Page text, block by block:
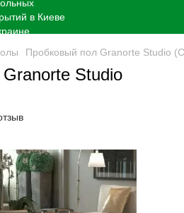
Пробковый пол Granorte Studio
Studio